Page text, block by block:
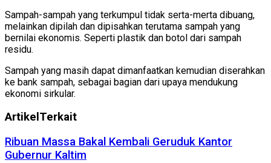
Sampah-sampah yang terkumpul tidak serta-merta dibuang,
melainkan dipilah dan dipisahkan terutama sampah yang
bernilai ekonomis. Seperti plastik dan botol dari sampah
residu.
Sampah yang masih dapat dimanfaatkan kemudian diserahkan
ke bank sampah, sebagai bagian dari upaya mendukung
ekonomi sirkular.
Artikel Terkait
Ribuan Massa Bakal Kembali Geruduk Kantor
Gubernur Kaltim